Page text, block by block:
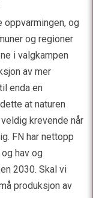
oppvarmingen, og
og regioner
i valgkampen
av mer
enda en
at naturen
krevende når
FN har nettopp
hav og
2030. Skal vi
produksjon av